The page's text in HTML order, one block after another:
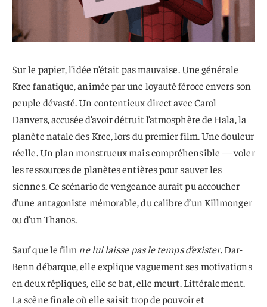
Sur le papier, l’idée n’était pas mauvaise. Une générale
Kree fanatique, animée par une loyauté féroce envers son
peuple dévasté. Un contentieux direct avec Carol
Danvers, accusée d’avoir détruit l’atmosphère de Hala, la
planète natale des Kree, lors du premier film. Une douleur
réelle. Un plan monstrueux mais compréhensible — voler
les ressources de planètes entières pour sauver les
siennes. Ce scénario de vengeance aurait pu accoucher
d’une antagoniste mémorable, du calibre d’un Killmonger
ou d’un Thanos.
Sauf que le film ne lui laisse pas le temps d’exister. Dar-
Benn débarque, elle explique vaguement ses motivations
en deux répliques, elle se bat, elle meurt. Littéralement.
La scène finale où elle saisit trop de pouvoir et